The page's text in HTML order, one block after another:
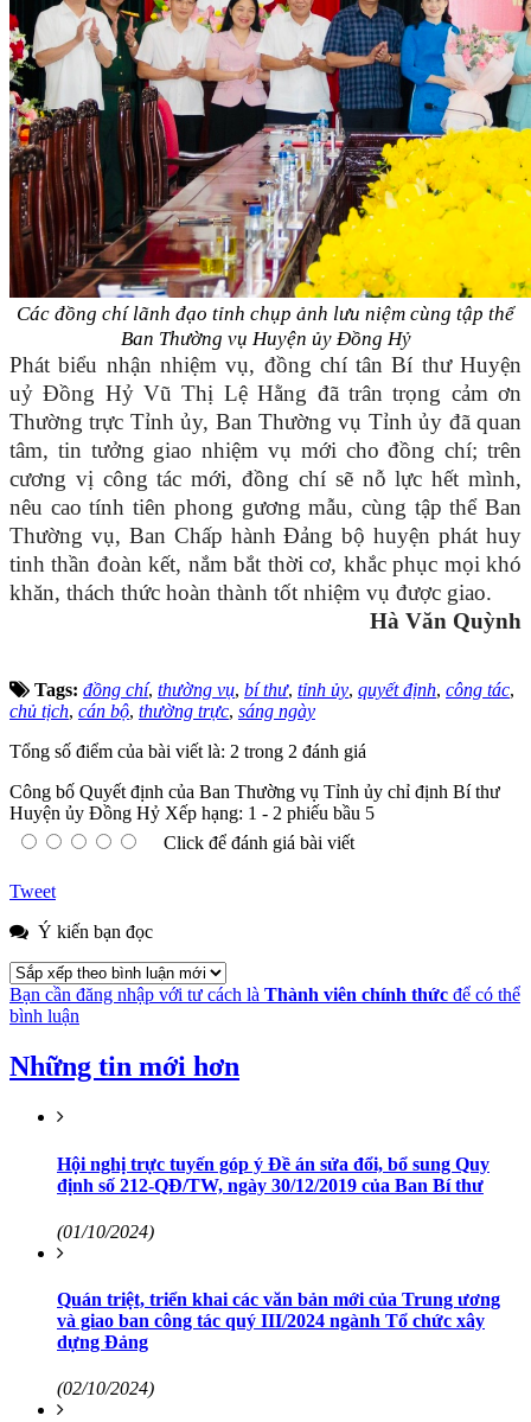
Các đồng chí lãnh đạo tỉnh chụp ảnh lưu niệm cùng tập thể
Ban Thường vụ Huyện ủy Đồng Hỷ
Phát biểu nhận nhiệm vụ, đồng chítân Bí thư Huyện
uỷ Đồng Hỷ Vũ Thị Lệ Hằng đã trân trọng cảm ơn
Thường trực Tỉnh ủy, Ban Thường vụ Tỉnh ủy đãquan
tâm, tin tưởng giao nhiệm vụ mới cho đồng chí; trên
cương vị công tác mới, đồng chí sẽ nỗ lực hết mình,
nêu cao tính tiên phong gương mẫu, cùng tập thể Ban
Thường vụ, Ban Chấp hành Đảng bộ huyện phát huy
tinh thần đoàn kết, nắm bắt thời cơ, khắc phục mọi khó
khăn, thách thức hoàn thành tốt nhiệm vụ được giao.
Hà Văn Quỳnh
Tags: đồng chí, thường vụ, bí thư, tỉnh ủy, quyết định, công tác,
chủ tịch, cán bộ, thường trực, sáng ngày
Tổng số điểm của bài viết là: 2 trong 2 đánh giá
Công bố Quyết định của Ban Thường vụ Tỉnh ủy chỉ định Bí thư
Huyện ủy Đồng Hỷ Xếp hạng: 1 - 2 phiếu bầu 5
Click để đánh giá bài viết
Tweet
Ý kiến bạn đọc
Bạn cần đăng nhập với tư cách là Thành viên chính thức để có thể
bình luận
Những tin mới hơn
Hội nghị trực tuyến góp ý Đề án sửa đổi, bổ sung Quy
định số 212-QĐ/TW, ngày 30/12/2019 của Ban Bí thư
(01/10/2024)
Quán triệt, triển khai các văn bản mới của Trung ương
và giao ban công tác quý III/2024 ngành Tổ chức xây
dựng Đảng
(02/10/2024)